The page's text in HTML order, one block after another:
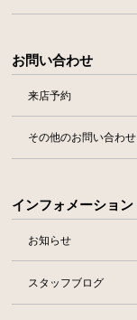
お問い合わせ
来店予約
その他のお問い合わせ
インフォメーション
お知らせ
スタッフブログ